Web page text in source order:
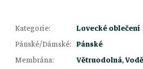
Kategorie:
Lovecké oblečení
Pánské/Dámské: Pánské
Membrána: Větruodolná,